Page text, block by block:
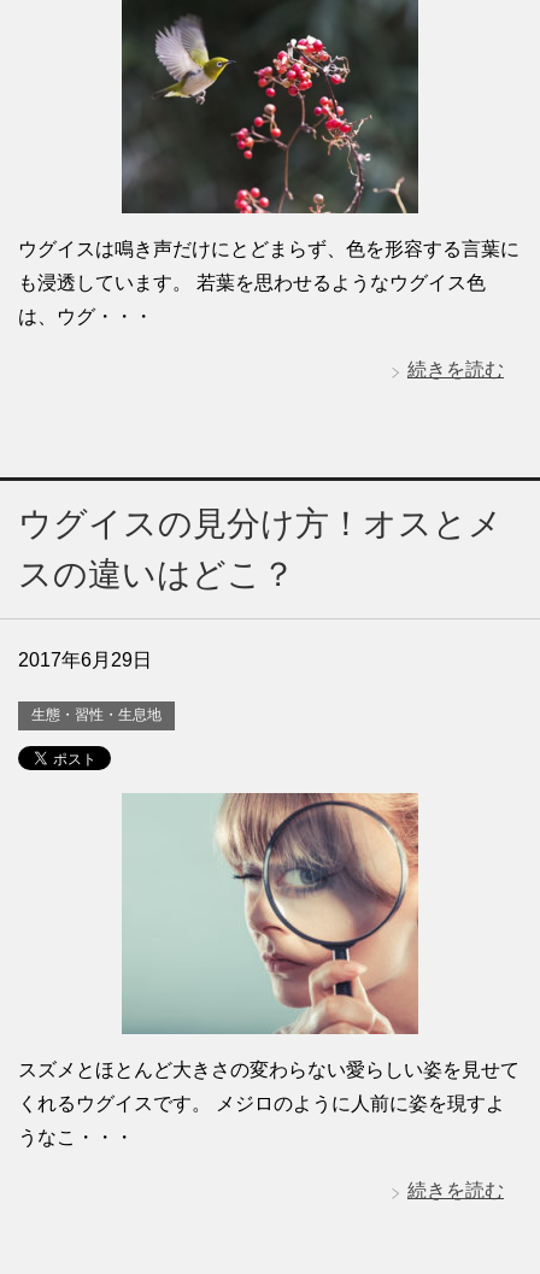
ウグイスは鳴き声だけにとどまらず、色を形容する言葉に
も浸透しています。 若葉を思わせるようなウグイス色
は、ウグ・・・
続きを読む
ウグイスの見分け方！オスとメ
スの違いはどこ？
2017年6月29日
生態・習性・生息地
スズメとほとんど大きさの変わらない愛らしい姿を見せて
くれるウグイスです。 メジロのように人前に姿を現すよ
うなこ・・・
続きを読む